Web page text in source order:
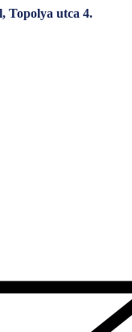
Topolya utca 4.